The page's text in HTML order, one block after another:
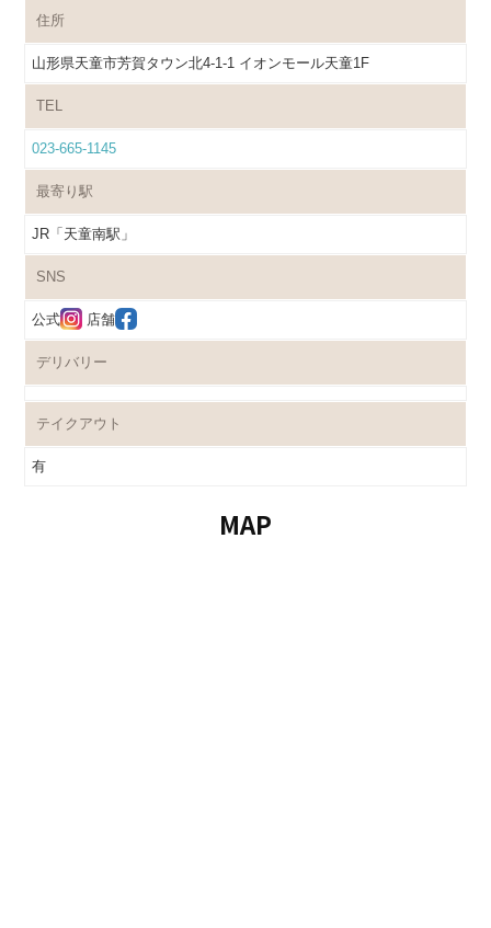
住所
山形県天童市芳賀タウン北4-1-1 イオンモール天童1F
TEL
023-665-1145
最寄り駅
JR「天童南駅」
SNS
公式 店舗
デリバリー
テイクアウト
有
MAP